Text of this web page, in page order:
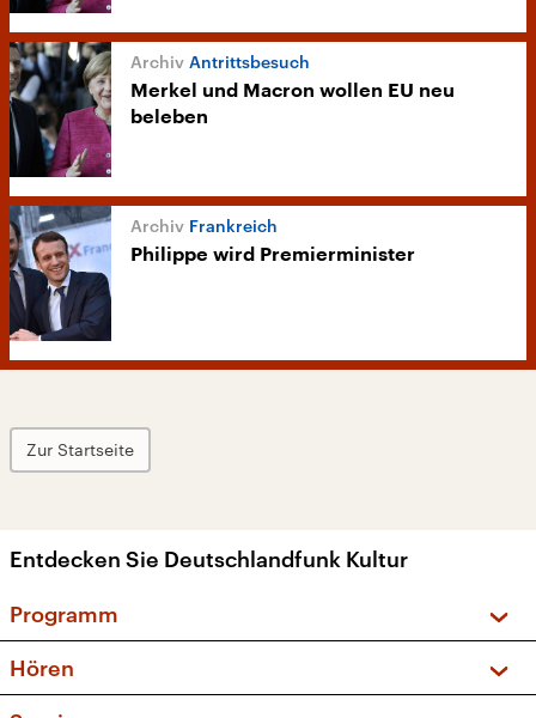
Antrittsbesuch
Merkel und Macron wollen EU neu
beleben
Frankreich
Philippe wird Premierminister
Zur Startseite
Entdecken Sie Deutschlandfunk Kultur
Programm
Sendungen und Podcasts
Hören